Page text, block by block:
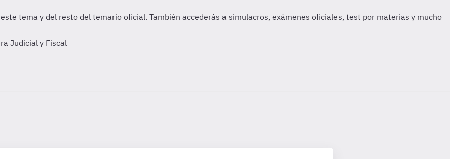
Judicial y Fiscal